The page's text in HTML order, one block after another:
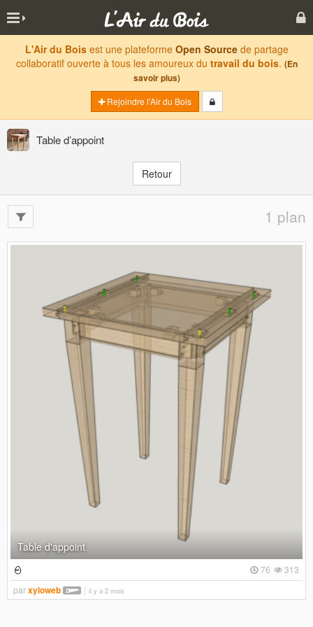
L'Air du Boisest une plateforme Open Sourcede partage
collaboratif ouverte à tous les amoureux du travail du bois. (En
savoir plus)
Rejoindre l'Air du Bois
Table d’appoint
Retour
1 plan
Table d'appoint
313
76
parxyloweb il y a 2 mois